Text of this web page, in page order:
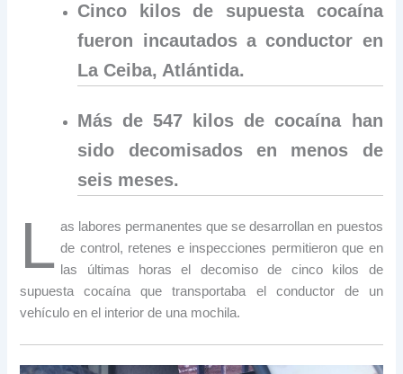
Cinco kilos de supuesta cocaína
fueron incautados a conductor en
La Ceiba, Atlántida.
Más de 547 kilos de cocaína han
sido decomisados en menos de
seis meses.
L as labores permanentes que se desarrollan en puestos
de control, retenes e inspecciones permitieron que en
las últimas horas el decomiso de cinco kilos de
supuesta cocaína que transportaba el conductor de un
vehículo en el interior de una mochila.